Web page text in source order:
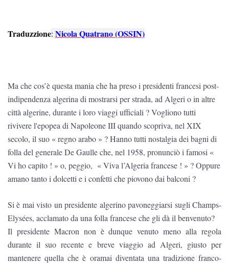
Traduzzione: Nicola Quatrano (OSSIN)
Ma che cos’è questa mania che ha preso i presidenti francesi post-
indipendenza algerina di mostrarsi per strada, ad Algeri o in altre
città algerine, durante i loro viaggi ufficiali ? Vogliono tutti
rivivere l'epopea di Napoleone III quando scopriva, nel XIX
secolo, il suo « regno arabo » ? Hanno tutti nostalgia dei bagni di
folla del generale De Gaulle che, nel 1958, pronunciò i famosi «
Vi ho capito ! » o, peggio, « Viva l’Algeria francese ! » ? Oppure
amano tanto i dolcetti e i confetti che piovono dai balconi ?
Si è mai visto un presidente algerino pavoneggiarsi sugli Champs-
Elysées, acclamato da una folla francese che gli dà il benvenuto?
Il presidente Macron non è dunque venuto meno alla regola
durante il suo recente e breve viaggio ad Algeri, giusto per
mantenere quella che è oramai diventata una tradizione franco-